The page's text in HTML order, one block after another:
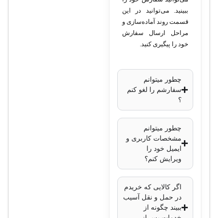
استاندارد بی‌سیم:
802.11a/n/ac
توان آنتن
تکنولوژی MIMO:
پورت‌ها:
یک پورت
اترنت
توان خروجی
وایرلس : تا 25dBm
: 4 هسته‌ای
QCA9531 با سرعت
716 مگاهرتز
حافظه رم
ببینید. می‌توانید در این
قسمت روند آماده‌سازی و
مراحل ارسال سفارش
خود را پیگیری کنید.
چطور میتوانم
سفارشم را لغو کنم
؟
چطور میتوانم
مشخصات کاربری و
ایمیل خود را
ویرایش کنم؟
اگر کالایی که خریدم
در حمل و نقل آسیب
ببیند چگونه از